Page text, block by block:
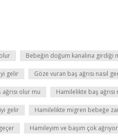
Bebeğin doğum kanalına girdiği
gelir Göze vuran baş ağrısı nasıl
olur mu Hamilelikte baş
gelir Hamilelikte migren bebeğe
Hamileyim ve başım çok